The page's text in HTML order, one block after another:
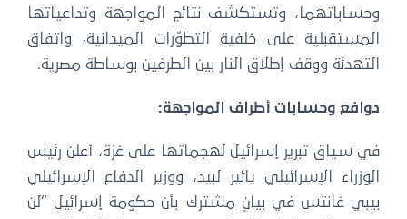
وحساباتهما، وتستكشف نتائج المواجهة وتداعياتها
المستقبلية على خلفية التطوّرات الميدانية، واتفاق
التهدئة ووقف إطلاق النار بين الطرفين بوساطة مصرية.
دوافع وحسابات أطراف المواجهة:
في سياق تبرير إسرائيل لهجماتها على غزة، أعلن رئيس
الوزراء الإسرائيلي يائير لبيد، ووزير الدفاع الإسرائيلي
بيبي غانتس في بيانٍ مشترك بأن حكومة إسرائيل “لن